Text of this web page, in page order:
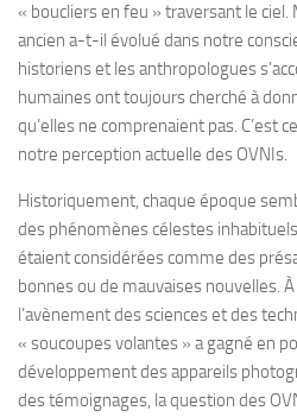
« boucliers en feu » traversant le
ancien a-t-il évolué dans notre
historiens et les anthropologues
humaines ont toujours cherché à
qu’elles ne comprenaient pas. C’est
notre perception actuelle des OVNIs.
Historiquement, chaque époque
des phénomènes célestes
étaient considérées comme des
bonnes ou de mauvaises nouvelles.
l’avènement des sciences et des
« soucoupes volantes » a gagné en
développement des appareils
des témoignages, la question des